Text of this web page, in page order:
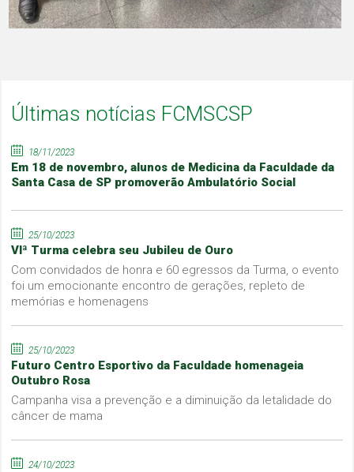
Últimas notícias FCMSCSP
18/11/2023
Em 18 de novembro, alunos de Medicina da Faculdade da
Santa Casa de SP promoverão Ambulatório Social
25/10/2023
VIª Turma celebra seu Jubileu de Ouro
Com convidados de honra e 60 egressos da Turma, o evento
foi um emocionante encontro de gerações, repleto de
memórias e homenagens
25/10/2023
Futuro Centro Esportivo da Faculdade homenageia
Outubro Rosa
Campanha visa a prevenção e a diminuição da letalidade do
câncer de mama
24/10/2023